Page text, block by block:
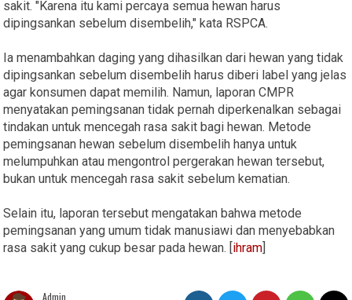
sakit. "Karena itu kami percaya semua hewan harus
dipingsankan sebelum disembelih," kata RSPCA.
Ia menambahkan daging yang dihasilkan dari hewan yang tidak
dipingsankan sebelum disembelih harus diberi label yang jelas
agar konsumen dapat memilih. Namun, laporan CMPR
menyatakan pemingsanan tidak pernah diperkenalkan sebagai
tindakan untuk mencegah rasa sakit bagi hewan. Metode
pemingsanan hewan sebelum disembelih hanya untuk
melumpuhkan atau mengontrol pergerakan hewan tersebut,
bukan untuk mencegah rasa sakit sebelum kematian.
Selain itu, laporan tersebut mengatakan bahwa metode
pemingsanan yang umum tidak manusiawi dan menyebabkan
rasa sakit yang cukup besar pada hewan. [ ihram
Admin